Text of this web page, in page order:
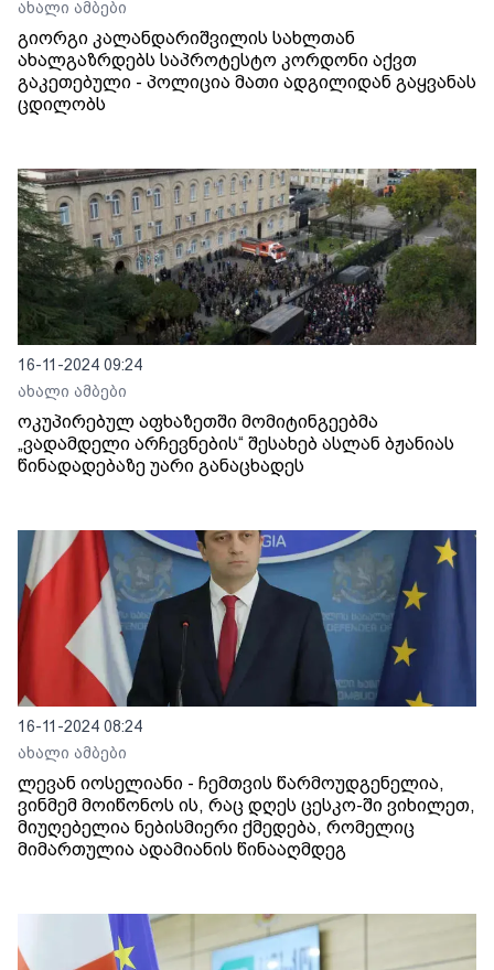
ახალი ამბები
გიორგი კალანდარიშვილის სახლთან
ახალგაზრდებს საპროტესტო კორდონი აქვთ
გაკეთებული - პოლიცია მათი ადგილიდან გაყვანას
ცდილობს
16-11-2024 09:24
ახალი ამბები
ოკუპირებულ აფხაზეთში მომიტინგეებმა
„ვადამდელი არჩევნების“ შესახებ ასლან ბჟანიას
წინადადებაზე უარი განაცხადეს
16-11-2024 08:24
ახალი ამბები
ლევან იოსელიანი - ჩემთვის წარმოუდგენელია,
ვინმემ მოიწონოს ის, რაც დღეს ცესკო-ში ვიხილეთ,
მიუღებელია ნებისმიერი ქმედება, რომელიც
მიმართულია ადამიანის წინააღმდეგ